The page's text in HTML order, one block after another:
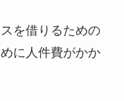
を借りるための
に人件費がかか